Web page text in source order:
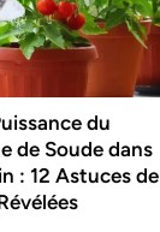
du
de Soude dans
: 12 Astuces de